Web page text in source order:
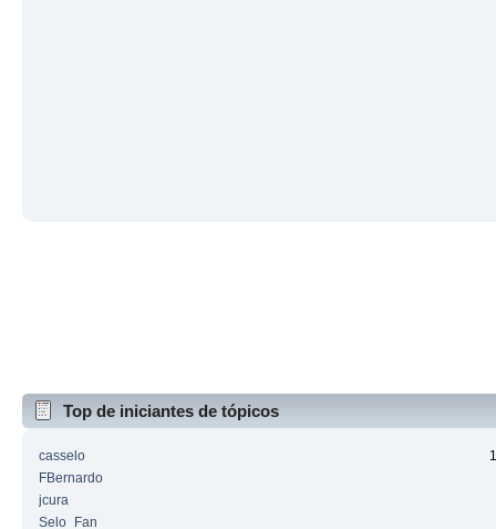
Top de iniciantes de tópicos
casselo
FBernardo
jcura
Selo_Fan